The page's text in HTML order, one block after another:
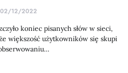
02/12/2022
koniec pisanych słów w sieci,
że większość użytkowników się skupi